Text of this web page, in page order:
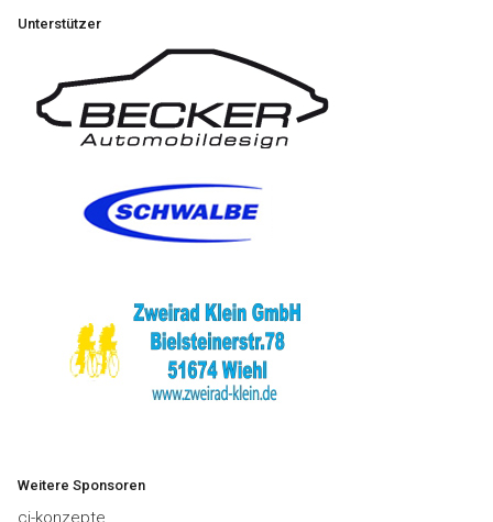
Unterstützer
Weitere Sponsoren
ci-konzepte